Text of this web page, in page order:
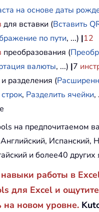
на основе даты
для вставки (Вставить
по пути, ...) |12
преобразования (
валюты, ...) |7
разделения (
, Разделить ячейки,
на предпочитаемом
Испанский,
и более40 других
работы в
для Excel и ощутите
новом уровне.